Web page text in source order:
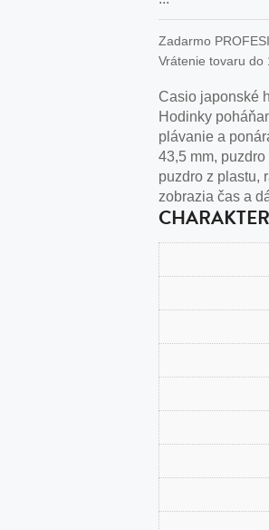
Zadarmo
Vrátenie tovaru do
Casio japonské
Hodinky
plávanie a
43,5 mm,
puzdro z plastu,
zobrazia čas a